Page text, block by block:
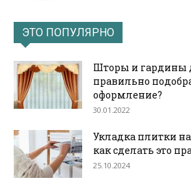
ЭТО ПОПУЛЯРНО
Шторы и гардины
правильно
оформление?
30.01.2022
Укладка плитки
как сделать это
25.10.2024